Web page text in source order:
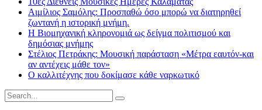
Αιμίλιος Σαμόλης: Προσπαθώ όσο μπορώ να διατηρηθεί
ζωντανή η ιστορική μνήμη.
Η Βιομηχανική κληρονομιά ως δείγμα πολιτισμού και
δημόσιας μνήμης
Στέλιος Πετράκης: Μουσική παράσταση «Μέτρα εαυτόν-και
αν αντέχεις μάθε τον»
Ο καλλιτέχνης που δοκίμασε κάθε ναρκωτικό
Search
for: